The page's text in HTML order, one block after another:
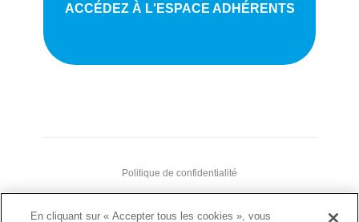
ACCÉDEZ À L'ESPACE ADHÉRENTS
Nous contacter
•
Politique de confidentialité
En cliquant sur « Accepter tous les cookies », vous